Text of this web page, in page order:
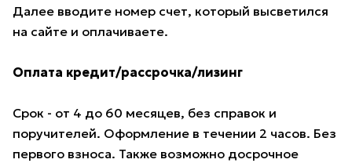
Далее вводите номер счет, который высветился
на сайте и оплачиваете.
Оплата кредит/рассрочка/лизинг
Срок - от 4 до 60 месяцев, без справок и
поручителей. Оформление в течении 2 часов. Без
первого взноса. Также возможно досрочное